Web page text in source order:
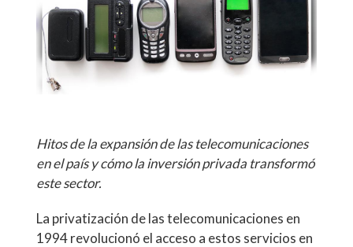
Hitos de la expansión de las telecomunicaciones
en el país y cómo la inversión privada transformó
este sector.
La privatización de las telecomunicaciones en
1994 revolucionó el acceso a estos servicios en